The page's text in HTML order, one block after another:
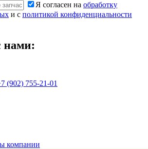
Я согласен на обработку
и с политикой конфиденциальности
нами:
(902) 755-21-01
компании